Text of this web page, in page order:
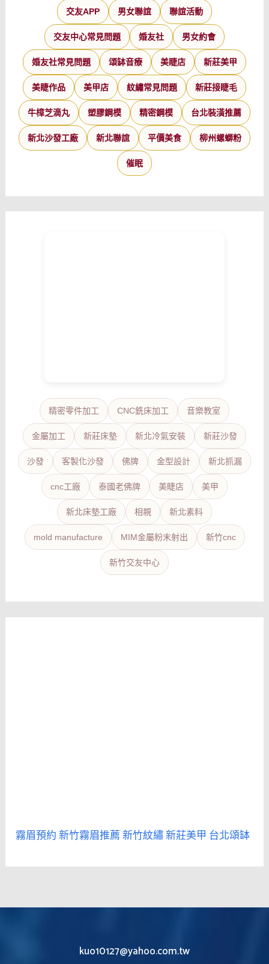
交友APP 男女聯誼 聯誼活動
交友中心常見問題 婚友社 男女約會
婚友社常見問題 頌缽音療 美睫店 新莊美甲
美睫作品 美甲店 紋繡常見問題 新莊接睫毛
牛樟芝滴丸 塑膠鋼模 精密鋼模 台北裝潢推薦
新北沙發工廠 新北聯誼 平價美食 柳州螺螄粉
催眠
精密零件加工 CNC銑床加工 音樂教室
金屬加工 新莊床墊 新北冷氣安裝 新莊沙發
沙發 客製化沙發 佛牌 金型設計 新北抓漏
cnc工廠 泰國老佛牌 美睫店 美甲
新北床墊工廠 相親 新北素料
mold manufacture MIM金屬粉末射出 新竹cnc
新竹交友中心
霧眉預約新竹霧眉推薦新竹紋繡新莊美甲 台北頌缽
kuo10127@yahoo.com.tw